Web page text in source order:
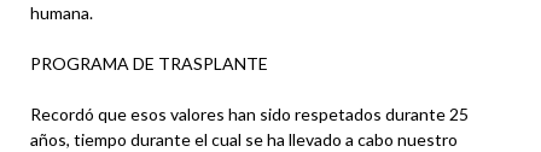
humana.
PROGRAMA DE TRASPLANTE
Recordó que esos valores han sido respetados durante 25
años, tiempo durante el cual se ha llevado a cabo nuestro